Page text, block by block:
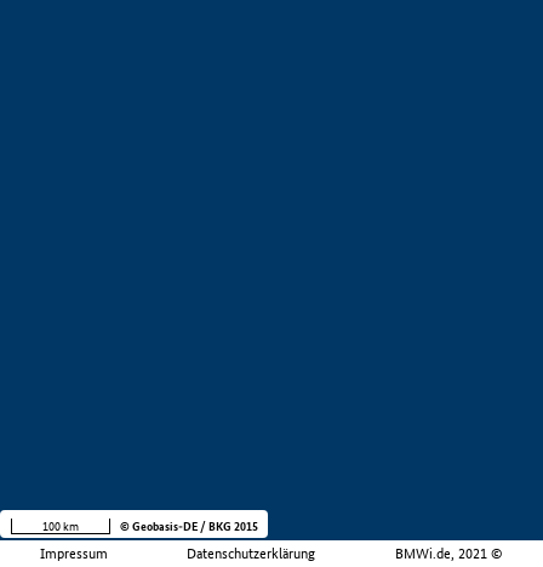
Impressum Datenschutzerklärung BMWi.de, 2021 ©
100 km © Geobasis-DE / BKG 2015